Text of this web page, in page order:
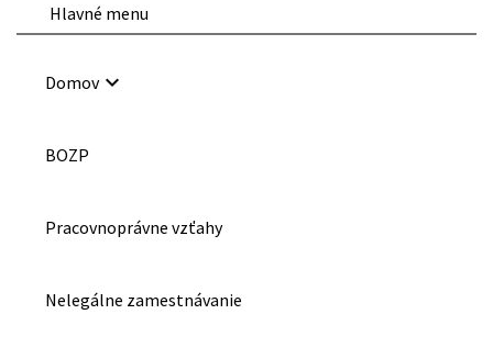
Hlavné menu
Domovkeyboard_arrow_down
BOZP
Pracovnoprávne vzťahy
Nelegálne zamestnávanie